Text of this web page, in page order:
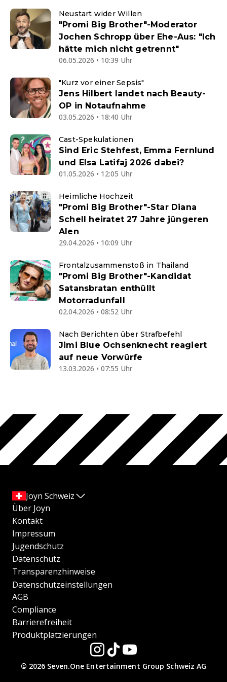
Neustart wider Willen
"Promi Big Brother"-Moderator
Jochen Schropp über Ehe-Aus: "Ich
hätte mich nicht getrennt"
06.05.2026 • 10:39 Uhr
"Kurz vor einer Sepsis"
Jens Hilbert landet nach Beauty-
OP in Notaufnahme
03.05.2026 • 18:40 Uhr
Cast-Spekulationen
Sind Eric Stehfest, Emma Fernlund
und Elsa Latifaj 2026 dabei?
01.05.2026 • 12:05 Uhr
Heimliche Hochzeit
"Promi Big Brother"-Star Diana
Schell heiratet 27 Jahre jüngeren
Alen
29.04.2026 • 10:09 Uhr
Frontalzusammenstoß in Thailand
"Promi Big Brother"-Kandidat
Satansbratan enthüllt
Motorradunfall
02.04.2026 • 08:52 Uhr
Nach Berichten über Strafbefehl
Jimi Blue Ochsenknecht reagiert
auf neue Vorwürfe
13.03.2026 • 07:55 Uhr
Joyn Schweiz
Über Joyn
Kontakt
Impressum
Jugendschutz
Datenschutz
Transparenzhinweise
Datenschutzeinstellungen
AGB
Compliance
Barrierefreiheit
Produktplatzierungen
© 2026 Seven.One Entertainment Group Schweiz AG